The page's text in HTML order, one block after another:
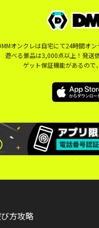
オンクレは自宅にて24時間オ
遊べる景品は3,000点以上！発送
ゲット保証機能があるので
方攻略